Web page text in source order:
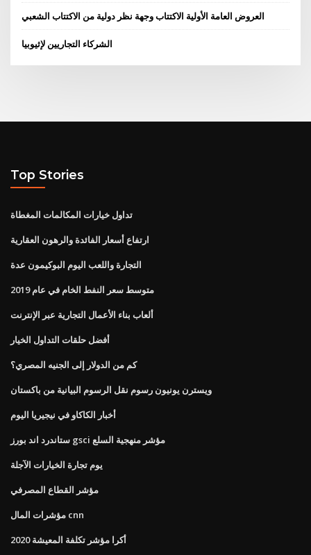
العروض العامة الأولية الاكتتاب وجهة نظر دولية من الاكتتاب الشعبي
الشركاء التجاريين لإثيوبيا
Top Stories
تداول خيارات المكالمات المغطاة
ارتفاع أسعار الفائدة والرهون العقارية
التجارة واللعب اليوم البوكيمون عدة
متوسط ​​سعر النفط الخام في عام 2019
ألعاب بناء الأعمال التجارية عبر الإنترنت
أفضل حلقات التداول الخيار
كم من الدولار إلى الجنيه المصري؟
ويسترن يونيون رسوم نقل الرسوم البيانية من باكستان
أخبار الكاكاو في نيجيريا اليوم
ستاندرد اند بورز gsci مؤشر منهجية السلع
يوم تجارة الخيارات الآجلة
مؤشر القطاع المصرفي
مؤشرات المال cnn
أكرا مؤشر تكلفة المعيشة 2020